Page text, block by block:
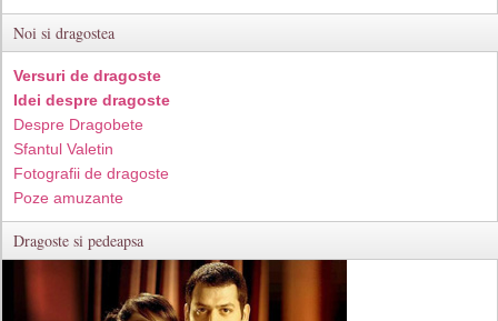
Noi si dragostea
Versuri de dragoste
Idei despre dragoste
Despre Dragobete
Sfantul Valetin
Fotografii de dragoste
Poze amuzante
Dragoste si pedeapsa